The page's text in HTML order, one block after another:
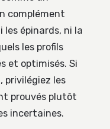
complément
les épinards, ni la
les profils
et optimisés. Si
les
prouvés plutôt
incertaines.